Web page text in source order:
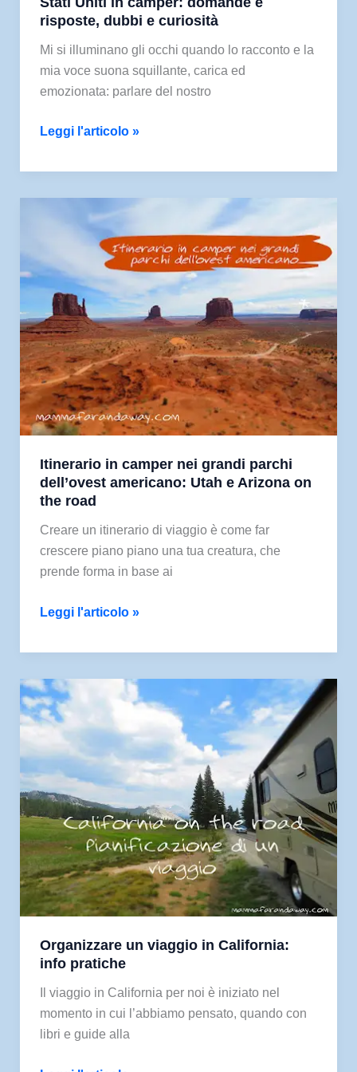
risposte, dubbi e curiosità
Mi si illuminano gli occhi quando lo racconto e la
mia voce suona squillante, carica ed
emozionata: parlare del nostro
Stati
in
domande
dubbi
curiosità
Leggi l'articolo »
Itinerario in camper nei grandi parchi
dell’ovest americano: Utah e Arizona on
the road
Creare un itinerario di viaggio è come far
crescere piano piano una tua creatura, che
prende forma in base ai
Itinerario
camper
grandi
parchi
americano:
Utah
e
Arizona
on
the
road
Leggi l'articolo »
Organizzare un viaggio in California:
info pratiche
Il viaggio in California per noi è iniziato nel
momento in cui l’abbiamo pensato, quando con
libri e guide alla